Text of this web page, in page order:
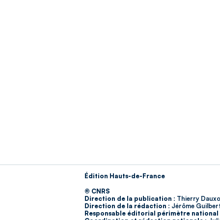
Édition Hauts-de-France
© CNRS
Direction de la publication : Thierry
Direction de la rédaction : Jérôme
Responsable éditorial périmètre national